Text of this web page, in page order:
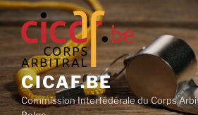
Aller
au
contenu
principal
CICAF.BE
Commission Interfédérale du Corps